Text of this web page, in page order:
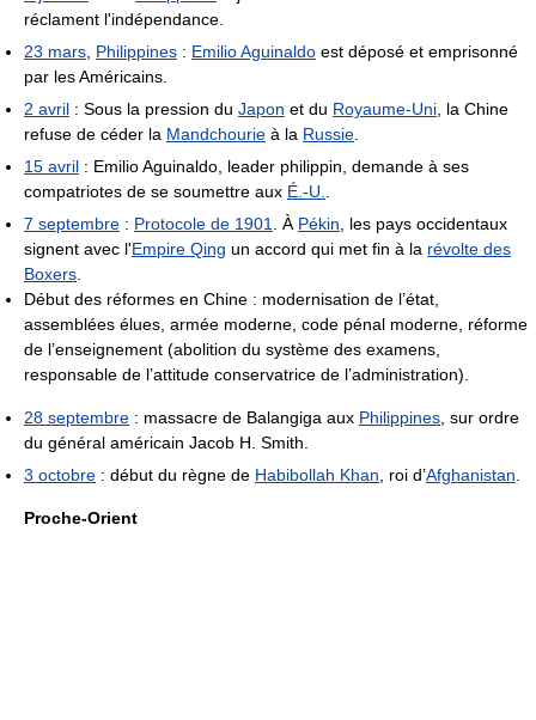
réclament l'indépendance.
23 mars Philippines : Emilio Aguinaldo est déposé et emprisonné
par les Américains.
2 avril : Sous la pression du Japon et du Royaume-Uni , la Chine
refuse de céder la Mandchourie à la Russie
15 avril : Emilio Aguinaldo, leader philippin, demande à ses
compatriotes de se soumettre aux É.-U.
7 septembre : Protocole de 1901 . À Pékin , les pays occidentaux
signent avec l'Empire Qing un accord qui met fin à la révolte des
Boxers
Début des réformes en Chine : modernisation de l’état,
assemblées élues, armée moderne, code pénal moderne, réforme
de l’enseignement (abolition du système des examens,
responsable de l’attitude conservatrice de l’administration).
28 septembre : massacre de Balangiga aux Philippines , sur ordre
du général américain Jacob H. Smith.
3 octobre : début du règne de Habibollah Khan , roi d’Afghanistan
Proche-Orient